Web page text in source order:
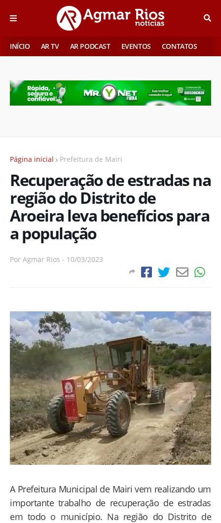
INÍCIO AR TV AR PODCAST EVENTOS CONTATOS
Página inicial Prefeitura de Mairi
Recuperação de estradas na
região do Distrito de
Aroeira leva benefícios para
a população
Por Agmar Rios - 10/03/2023
A Prefeitura Municipal de Mairi vem realizando um
importante trabalho de recuperação de estradas
em todo o município. Na região do Distrito de